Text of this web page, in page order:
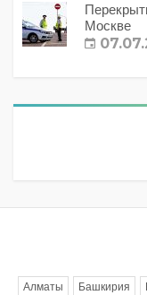
Москве
Алматы Башкирия